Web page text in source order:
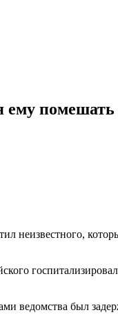
ему помешать
неизвестного,
ведомства был